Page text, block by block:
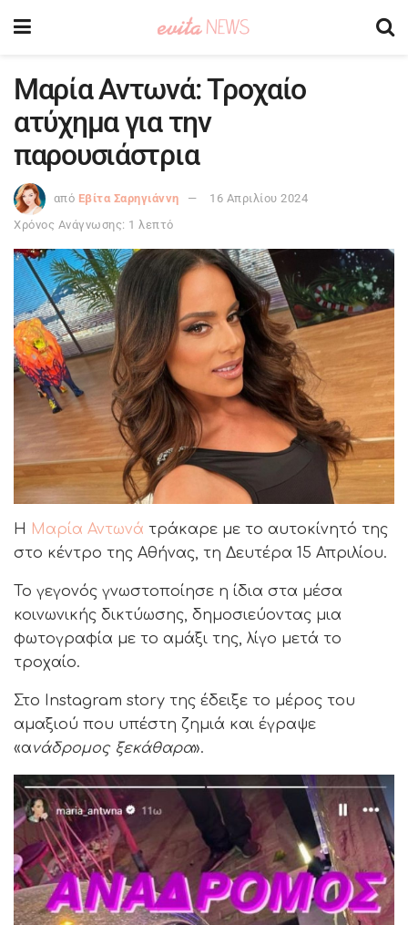
Μαρία Αντωνά: Τροχαίο
ατύχημα για την
παρουσιάστρια
από Εβίτα Σαρηγιάννη
16 Απριλίου 2024
Χρόνος Ανάγνωσης: 1 λεπτό
Η Μαρία Αντωνά τράκαρε με το αυτοκίνητό της
στο κέντρο της Αθήνας, τη Δευτέρα 15 Απριλίου.
Το γεγονός γνωστοποίησε η ίδια στα μέσα
κοινωνικής δικτύωσης, δημοσιεύοντας μια
φωτογραφία με το αμάξι της, λίγο μετά το
τροχαίο.
Στο Instagram story της έδειξε το μέρος του
αμαξιού που υπέστη ζημιά και έγραψε
«ανάδρομος ξεκάθαρα».